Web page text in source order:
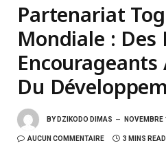
Partenariat
Mondiale : Des
Encourageants
Du
BY DZIKODO DIMAS NOVEMBRE
AUCUN COMMENTAIRE 3 MINS READ